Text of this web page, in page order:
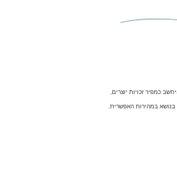
כמפיר זכויות יוצרים,
בנושא במהירות האפשרית.